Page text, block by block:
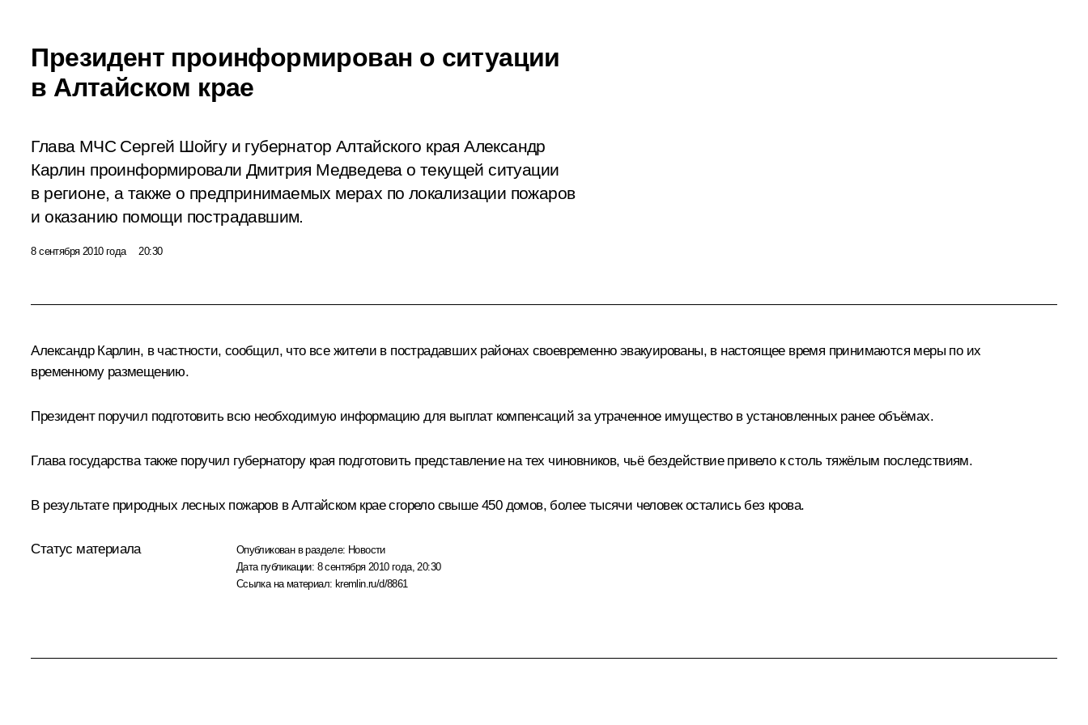
Президент проинформирован о ситуации
в Алтайском крае
Глава МЧС Сергей Шойгу и губернатор Алтайского края Александр
Карлин проинформировали Дмитрия Медведева о текущей ситуации
в регионе, а также о предпринимаемых мерах по локализации пожаров
и оказанию помощи пострадавшим.
8 сентября 2010 года 20:30
Александр Карлин, в частности, сообщил, что все жители в пострадавших районах своевременно эвакуированы, в настоящее время принимаются меры по их
временному размещению.
Президент поручил подготовить всю необходимую информацию для выплат компенсаций за утраченное имущество в установленных ранее объёмах.
Глава государства также поручил губернатору края подготовить представление на тех чиновников, чьё бездействие привело к столь тяжёлым последствиям.
В результате природных лесных пожаров в Алтайском крае сгорело свыше 450 домов, более тысячи человек остались без крова.
Статус материала Опубликован в разделе: Новости
Дата публикации: 8 сентября 2010 года, 20:30
Ссылка на материал: kremlin.ru/d/8861